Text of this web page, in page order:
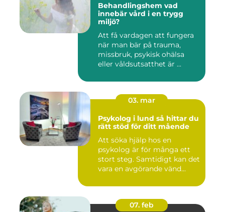
Behandlingshem vad
innebär vård i en trygg
miljö?
Att få vardagen att fungera
när man bär på trauma,
missbruk, psykisk ohälsa
eller våldsutsatthet är ...
03. mar
Psykolog i lund så hittar du
rätt stöd för ditt mående
Att söka hjälp hos en
psykolog är för många ett
stort steg. Samtidigt kan det
vara en avgörande vänd...
07. feb